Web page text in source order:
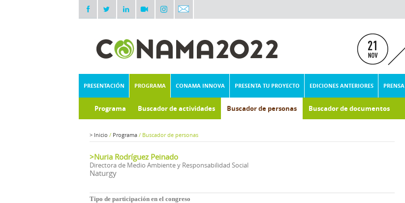
PRESENTACIÓN PROGRAMA CONAMA INNOVA PRESENTA TU PROYECTO EDICIONES ANTERIORES PRENSA
Programa Buscador de actividades Buscador de personas Buscador de documentos
> Inicio / Programa / Buscador de personas
>Nuria Rodríguez Peinado
Directora de Medio Ambiente y Responsabilidad Social
Naturgy
Tipo de participación en el congreso